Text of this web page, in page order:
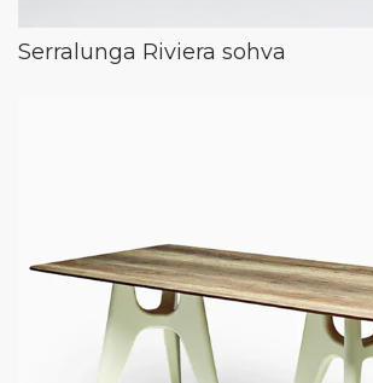
Serralunga Riviera sohva